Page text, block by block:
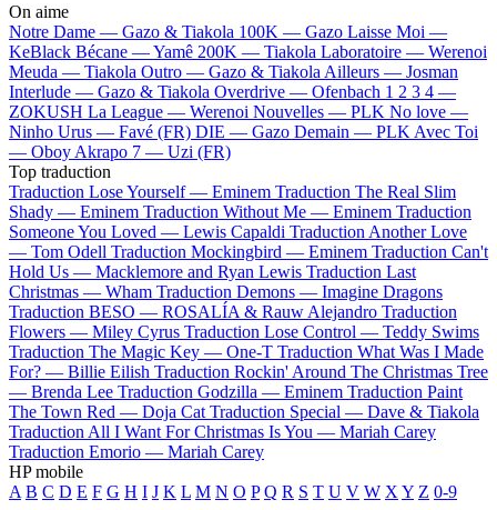
On aime
Notre Dame — Gazo & Tiakola 100K — Gazo Laisse Moi —
KeBlack Bécane —Yamê 200K — Tiakola Laboratoire — Werenoi
Meuda — Tiakola Outro — Gazo & Tiakola Ailleurs — Josman
Interlude — Gazo & Tiakola Overdrive — Ofenbach 1 2 3 4 —
ZOKUSH La League — Werenoi Nouvelles — PLK No love —
Ninho Urus — Favé (FR) DIE — Gazo Demain — PLK Avec Toi
— Oboy Akrapo 7 — Uzi (FR)
Top traduction
Traduction Lose Yourself — Eminem Traduction The Real Slim
Shady — Eminem Traduction Without Me — Eminem Traduction
Someone You Loved — Lewis Capaldi Traduction Another Love
— Tom Odell Traduction Mockingbird — Eminem Traduction Can't
Hold Us — Macklemore and Ryan Lewis Traduction Last
Christmas — Wham Traduction Demons — Imagine Dragons
Traduction BESO — ROSALÍA & Rauw Alejandro Traduction
Flowers — Miley Cyrus Traduction Lose Control — Teddy Swims
Traduction The Magic Key — One-T Traduction What Was I Made
For? — Billie Eilish Traduction Rockin' Around The Christmas Tree
— Brenda Lee Traduction Godzilla — Eminem Traduction Paint
The Town Red — Doja Cat Traduction Special — Dave & Tiakola
Traduction All I Want For Christmas Is You — Mariah Carey
Traduction Emorio — Mariah Carey
HP mobile
A B C D E F G H I J K L M N O P Q R S T U V W X Y Z 0-9